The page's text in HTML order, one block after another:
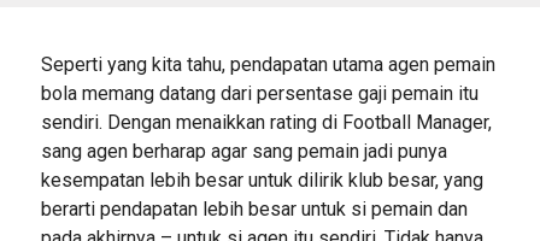
Seperti yang kita tahu, pendapatan utama agen pemain
bola memang datang dari persentase gaji pemain itu
sendiri. Dengan menaikkan rating di Football Manager,
sang agen berharap agar sang pemain jadi punya
kesempatan lebih besar untuk dilirik klub besar, yang
berarti pendapatan lebih besar untuk si pemain dan